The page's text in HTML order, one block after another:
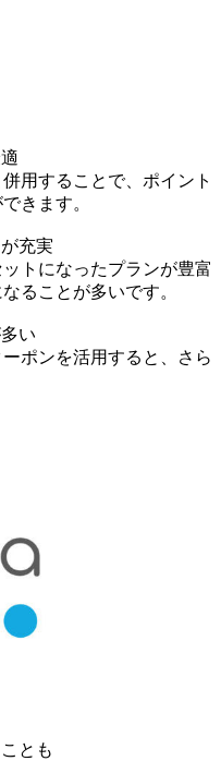
用することで、ポイント
きます。
充実
トになったプランが豊富
ることが多いです。
い
ポンを活用すると、さら
とも